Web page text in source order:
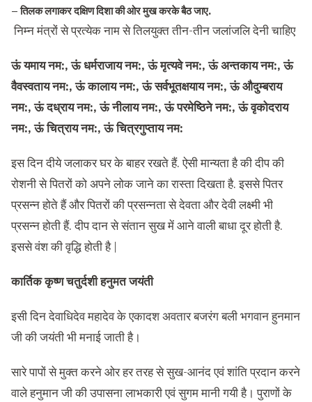
– तिलक लगाकर दक्षिण दिशा की ओर मुख करके बैठ जाए.
निम्न मंत्रों से प्रत्येक नाम से तिलयुक्त तीन-तीन जलांजलि देनी चाहिए
ऊं यमाय नम:, ऊं धर्मराजाय नम:, ऊं मृत्यवे नम:, ऊं अन्तकाय नम:, ऊं
वैवस्वताय नम:, ऊं कालाय नम:, ऊं सर्वभूतक्षयाय नम:, ऊं औदुम्बराय
नम:, ऊं दध्राय नम:, ऊं नीलाय नम:, ऊं परमेष्ठिने नम:, ऊं वृकोदराय
नम:, ऊं चित्राय नम:, ऊं चित्रगुप्ताय नम:
इस दिन दीये जलाकर घर के बाहर रखते हैं. ऐसी मान्यता है की दीप की
रोशनी से प‌ितरों को अपने लोक जाने का रास्ता द‌िखता है. इससे प‌ितर
प्रसन्न होते हैं और प‌ितरों की प्रसन्नता से देवता और देवी लक्ष्मी भी
प्रसन्न होती हैं. दीप दान से संतान सुख में आने वाली बाधा दूर होती है.
इससे वंश की वृद्ध‌ि होती है |
कार्तिक कृष्ण चतुर्दशी हनुमत जयंती
इसी दिन देवाधिदेव महादेव के एकादश अवतार बजरंग बली भगवान हुनमान
जी की जयंती भी मनाई जाती है।
सारे पापों से मुक्त करने ओर हर तरह से सुख-आनंद एवं शांति प्रदान करने
वाले हनुमान जी की उपासना लाभकारी एवं सुगम मानी गयी है। पुराणों के